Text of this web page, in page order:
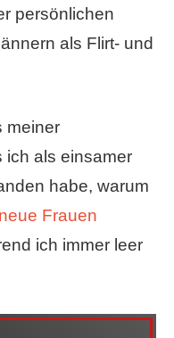
persönlichen
als Flirt- und
meiner
ich als einsamer
habe, warum
Frauen
ich immer leer